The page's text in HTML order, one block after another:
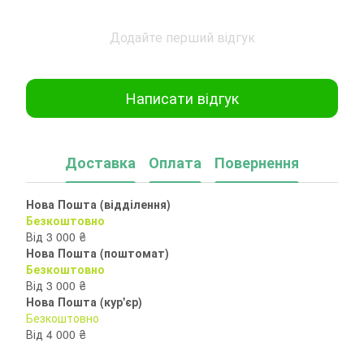
Додайте перший відгук
Написати відгук
Доставка Оплата Повернення
Нова Пошта (відділення)
Безкоштовно
Від 3 000 ₴
Нова Пошта (поштомат)
Безкоштовно
Від 3 000 ₴
Нова Пошта (кур'єр)
Безкоштовно
Від 4 000 ₴